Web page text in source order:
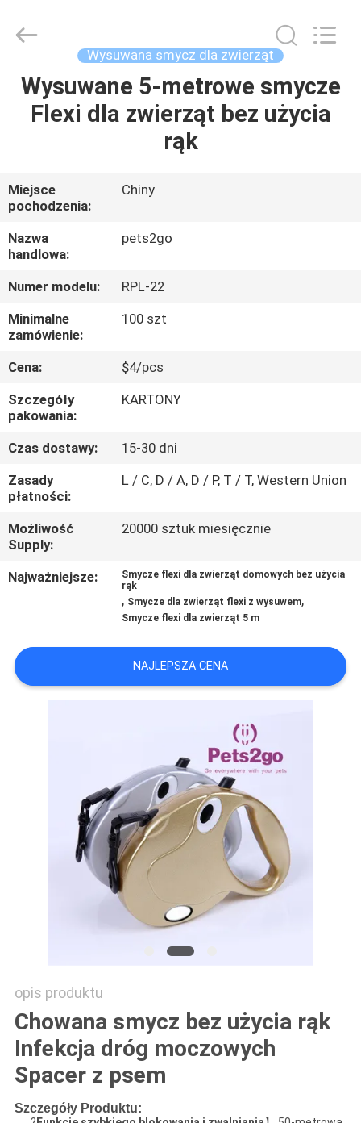
DOM
O
NAS
WYCIECZKA
PO
FABRYCE
SKONTAKTUJ
SIĘ
Z
NAMI
POPROSIĆ
O
BLOG/NEWS
SITEMAP
Trading
Co.Ltd.
Reserved.
Wysuwana smycz dla zwierząt
Wysuwane 5-metrowe smycze
Flexi dla zwierząt bez użycia
rąk
Miejsce
pochodzenia:
Chiny
Nazwa
handlowa:
pets2go
Numer modelu:
RPL-22
Minimalne
zamówienie:
100 szt
Cena:
$4/pcs
Szczegóły
pakowania:
KARTONY
Czas dostawy:
15-30 dni
Zasady
płatności:
L / C, D / A, D / P, T / T, Western Union
Możliwość
Supply:
20000 sztuk miesięcznie
Najważniejsze:
Smycze flexi dla zwierząt domowych bez użycia
rąk
, Smycze dla zwierząt flexi z wysuwem,
Smycze flexi dla zwierząt 5 m
NAJLEPSZA CENA
opis produktu
Chowana smycz bez użycia rąk
Infekcja dróg moczowych
Spacer z psem
Szczegóły Produktu: